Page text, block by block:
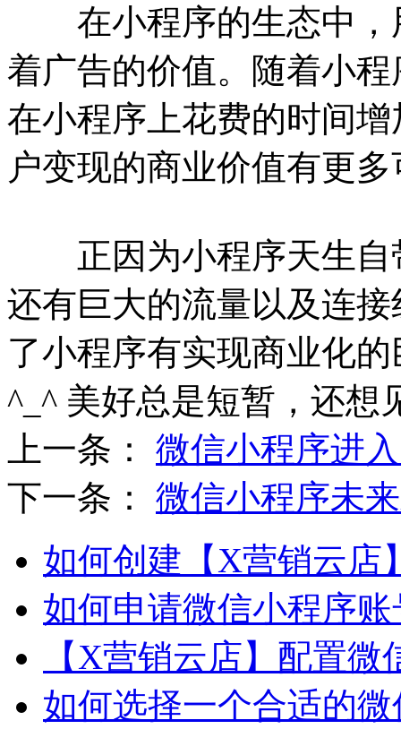
在小程序的生态中，
着广告的价值。随着小
在小程序上花费的时间
户变现的商业价值有更
正因为小程序天生自
还有巨大的流量以及连
了小程序有实现商业化
^_^ 美好总是短暂，还想
上一条： 微信小程序进
下一条： 微信小程序未
如何创建【X营销云店
如何申请微信小程序
【X营销云店】配置微
如何选择一个合适的